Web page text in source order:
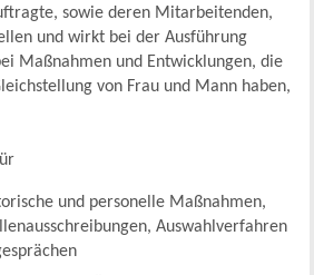
sowie deren Mitarbeitenden,
und wirkt bei der Ausführung
Maßnahmen und Entwicklungen, die
von Frau und Mann haben,
und personelle Maßnahmen,
Auswahlverfahren